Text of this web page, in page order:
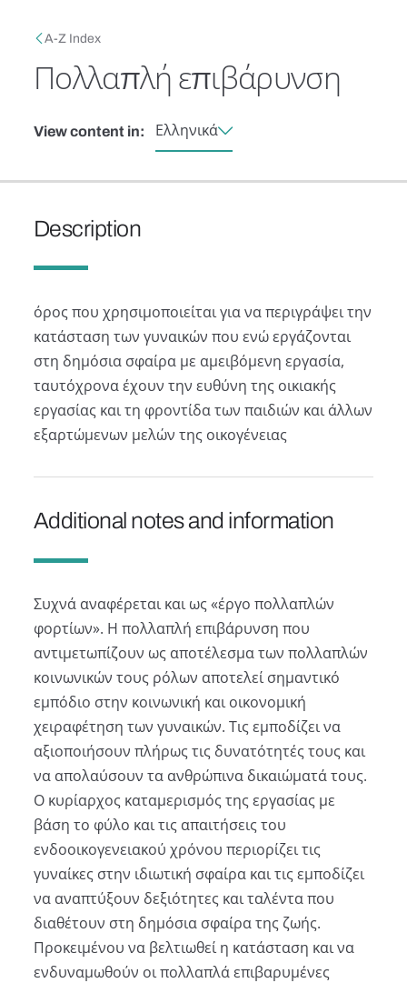
Breadcrumb
A-Z Index
Πολλαπλή επιβάρυνση
View content in: Ελληνικά
Description
όρος που χρησιμοποιείται για να περιγράψει την
κατάσταση των γυναικών που ενώ εργάζονται
στη δημόσια σφαίρα με αμειβόμενη εργασία,
ταυτόχρονα έχουν την ευθύνη της οικιακής
εργασίας και τη φροντίδα των παιδιών και άλλων
εξαρτώμενων μελών της οικογένειας
Additional notes and information
Συχνά αναφέρεται και ως «έργο πολλαπλών
φορτίων». Η πολλαπλή επιβάρυνση που
αντιμετωπίζουν ως αποτέλεσμα των πολλαπλών
κοινωνικών τους ρόλων αποτελεί σημαντικό
εμπόδιο στην κοινωνική και οικονομική
χειραφέτηση των γυναικών. Τις εμποδίζει να
αξιοποιήσουν πλήρως τις δυνατότητές τους και
να απολαύσουν τα ανθρώπινα δικαιώματά τους.
Ο κυρίαρχος καταμερισμός της εργασίας με
βάση το φύλο και τις απαιτήσεις του
ενδοοικογενειακού χρόνου περιορίζει τις
γυναίκες στην ιδιωτική σφαίρα και τις εμποδίζει
να αναπτύξουν δεξιότητες και ταλέντα που
διαθέτουν στη δημόσια σφαίρα της ζωής.
Προκειμένου να βελτιωθεί η κατάσταση και να
ενδυναμωθούν οι πολλαπλά επιβαρυμένες